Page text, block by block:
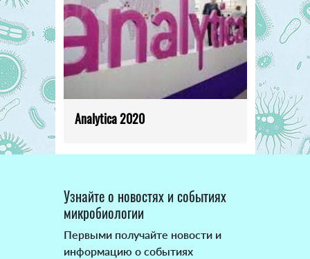
Analytica 2020
Узнайте о новостях и событиях
микробиологии
Первыми получайте новости и
информацию о событиях